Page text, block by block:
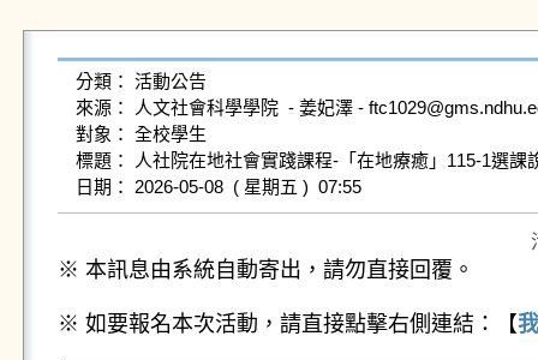
分類： 活動公告
來源： 人文社會科學學院  - 姜妃澤 -
對象： 全校學生
標題： 人社院在地社會實踐課程-「在地療癒」115-1選課
日期： 2026-05-08  ( 星期五 )  07:55
※ 本訊息由系統自動寄出，請勿直接回覆。
※ 如要報名本次活動，請直接點擊右側連結：【